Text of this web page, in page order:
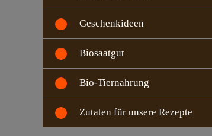
Geschenkideen
Biosaatgut
Bio-Tiernahrung
Zutaten für unsere Rezepte